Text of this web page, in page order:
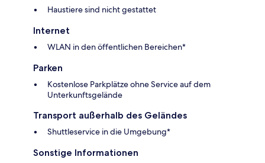
Haustiere sind nicht gestattet
Internet
WLAN in den öffentlichen Bereichen*
Parken
Kostenlose Parkplätze ohne Service auf dem
Unterkunftsgelände
Transport außerhalb des Geländes
Shuttleservice in die Umgebung*
Sonstige Informationen